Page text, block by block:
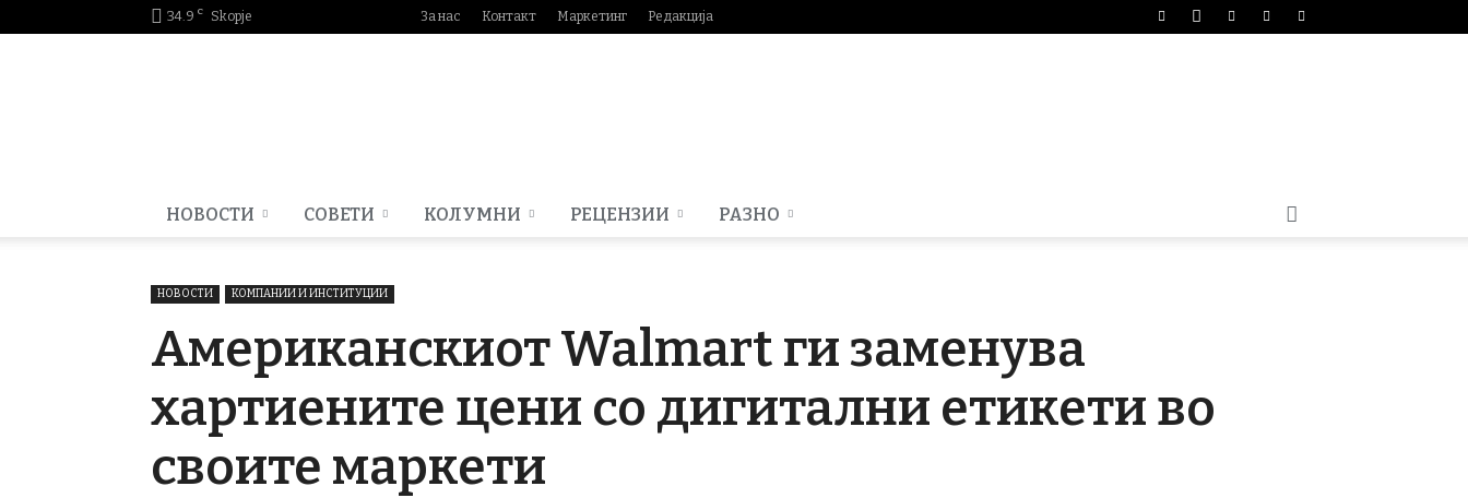
34.9 C Skopje За нас Контакт Маркетинг Редакција
НОВОСТИ СОВЕТИ КОЛУМНИ РЕЦЕНЗИИ РАЗНО
НОВОСТИ КОМПАНИИ И ИНСТИТУЦИИ
Американскиот Walmart ги заменува
хартиените цени со дигитални етикети во
своите маркети